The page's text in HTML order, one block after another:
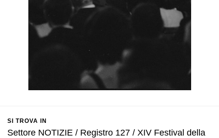
SI TROVA IN
Settore NOTIZIE / Registro 127 / XIV Festival della